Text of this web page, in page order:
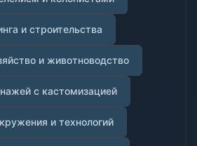
и строительства
и животноводство
с кастомизацией
и технологий